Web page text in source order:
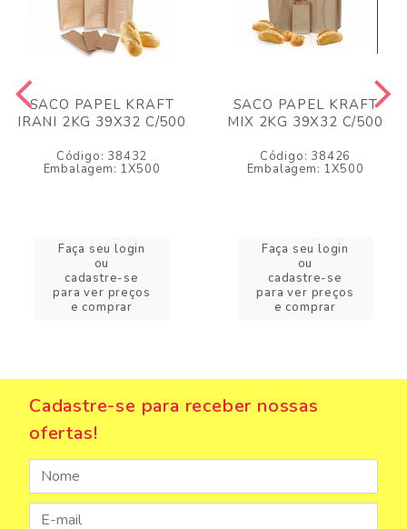
SACO PAPEL KRAFT
IRANI 2KG 39X32 C/500
Código: 38432
Embalagem: 1X500
Faça seu login
ou
cadastre-se
para ver preços
e comprar
SACO PAPEL KRAFT
MIX 2KG 39X32 C/500
Código: 38426
Embalagem: 1X500
Faça seu login
ou
cadastre-se
para ver preços
e comprar
Cadastre-se para receber nossas
ofertas!